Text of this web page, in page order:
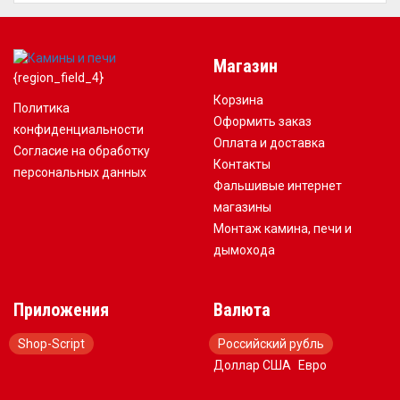
{region_field_4}
Политика
конфиденциальности
Согласие на обработку
персональных данных
Магазин
Корзина
Оформить заказ
Оплата и доставка
Контакты
Фальшивые интернет
магазины
Монтаж камина, печи и
дымохода
Приложения
Shop-Script
Валюта
Российский рубль
Доллар США
Евро